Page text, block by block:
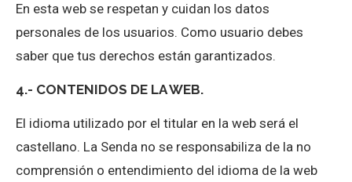
En esta web se respetan y cuidan los datos
personales de los usuarios. Como usuario debes
saber que tus derechos están garantizados.
4.- CONTENIDOS DE LA WEB.
El idioma utilizado por el titular en la web será el
castellano. La Senda no se responsabiliza de la no
comprensión o entendimiento del idioma de la web